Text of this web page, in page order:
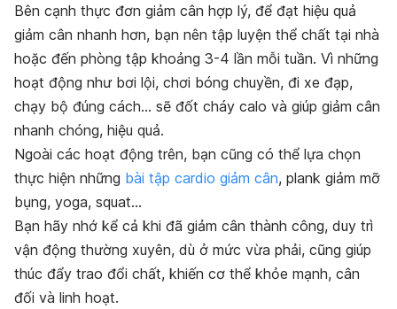
Bên cạnh thực đơn giảm cân hợp lý, để đạt hiệu quả
giảm cân nhanh hơn, bạn nên tập luyện thể chất tại nhà
hoặc đến phòng tập khoảng 3-4 lần mỗi tuần. Vì những
hoạt động như bơi lội, chơi bóng chuyền, đi xe đạp,
chạy bộ đúng cách… sẽ đốt cháy calo và giúp giảm cân
nhanh chóng, hiệu quả.
Ngoài các hoạt động trên, bạn cũng có thể lựa chọn
thực hiện những bài tập cardio giảm cân, plank giảm mỡ
bụng, yoga, squat…
Bạn hãy nhớ kể cả khi đã giảm cân thành công, duy trì
vận động thường xuyên, dù ở mức vừa phải, cũng giúp
thúc đẩy trao đổi chất, khiến cơ thể khỏe mạnh, cân
đối và linh hoạt.